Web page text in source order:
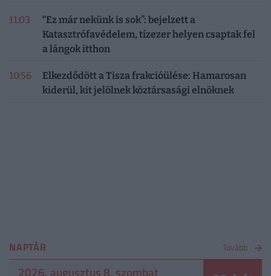
11:03
“Ez már nekünk is sok”: bejelzett a
Katasztrófavédelem, tízezer helyen csaptak fel
a lángok itthon
10:56
Elkezdődött a Tisza frakcióülése: Hamarosan
kiderül, kit jelölnek köztársasági elnöknek
NAPTÁR Tovább
2026. augusztus 8. szombat